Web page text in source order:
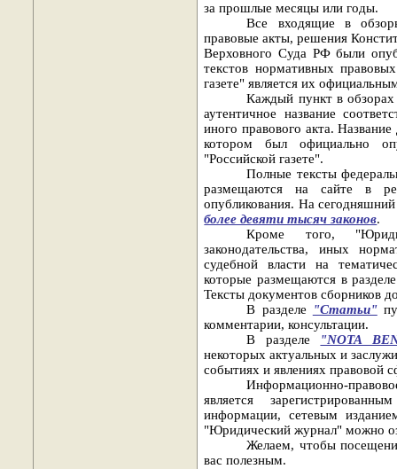
за прошлые месяцы или годы.
Все входящие в
правовые акты, решения
Верховного Суда РФ были
текстов нормативных
газете" является их
Каждый пункт в
аутентичное название
иного правового акта.
котором был официально
"Российской газете".
Полные тексты
размещаются на сайте в
опубликования. На
более девяти тысяч законов.
Кроме того,
законодательства, иных
судебной власти на
которые размещаются в
Тексты документов сборников
В разделе
"Статьи"
комментарии, консультации.
В разделе "NOTA
некоторых актуальных и
событиях и явлениях правовой
Информационно-
является
информации, сетевым
"Юридический журнал" можно
Желаем, чтобы
вас полезным.